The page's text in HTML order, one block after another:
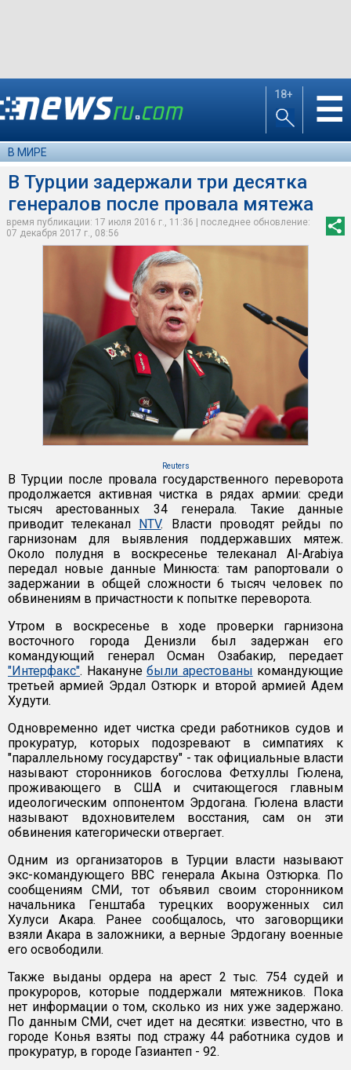
18+ ☰
В МИРЕ
В Турции задержали три десятка
генералов после провала мятежа
время публикации: 17 июля 2016 г., 11:36 | последнее обновление:
07 декабря 2017 г., 08:56
Reuters
В Турции после провала государственного переворота
продолжается активная чистка в рядах армии: среди
тысяч арестованных 34 генерала. Такие данные
приводит телеканал NTV. Власти проводят рейды по
гарнизонам для выявления поддержавших мятеж.
Около полудня в воскресенье телеканал Al-Arabiya
передал новые данные Минюста: там рапортовали о
задержании в общей сложности 6 тысяч человек по
обвинениям в причастности к попытке переворота.
Утром в воскресенье в ходе проверки гарнизона
восточного города Денизли был задержан его
командующий генерал Осман Озабакир, передает
"Интерфакс". Накануне были арестованы командующие
третьей армией Эрдал Озтюрк и второй армией Адем
Худути.
Одновременно идет чистка среди работников судов и
прокуратур, которых подозревают в симпатиях к
"параллельному государству" - так официальные власти
называют сторонников богослова Фетхуллы Гюлена,
проживающего в США и считающегося главным
идеологическим оппонентом Эрдогана. Гюлена власти
называют вдохновителем восстания, сам он эти
обвинения категорически отвергает.
Одним из организаторов в Турции власти называют
экс-командующего ВВС генерала Акына Озтюрка. По
сообщениям СМИ, тот объявил своим сторонником
начальника Генштаба турецких вооруженных сил
Хулуси Акара. Ранее сообщалось, что заговорщики
взяли Акара в заложники, а верные Эрдогану военные
его освободили.
Также выданы ордера на арест 2 тыс. 754 судей и
прокуроров, которые поддержали мятежников. Пока
нет информации о том, сколько из них уже задержано.
По данным СМИ, счет идет на десятки: известно, что в
городе Конья взяты под стражу 44 работника судов и
прокуратур, в городе Газиантеп - 92.